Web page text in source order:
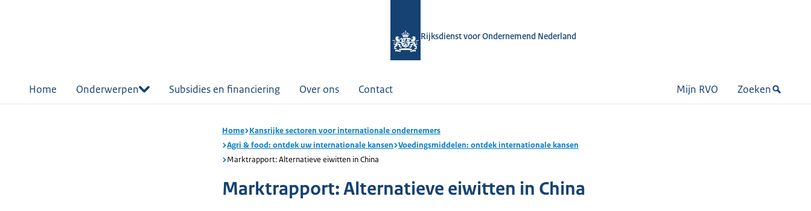
Rijksdienst voor Ondernemend Nederland
Home Onderwerpen Subsidies en financiering Over ons Contact Mijn RVO Zoeken
Home Kansrijke sectoren voor internationale ondernemers
Agri & food: ontdek uw internationale kansen Voedingsmiddelen: ontdek internationale kansen
Marktrapport: Alternatieve eiwitten in China
Marktrapport: Alternatieve eiwitten in China